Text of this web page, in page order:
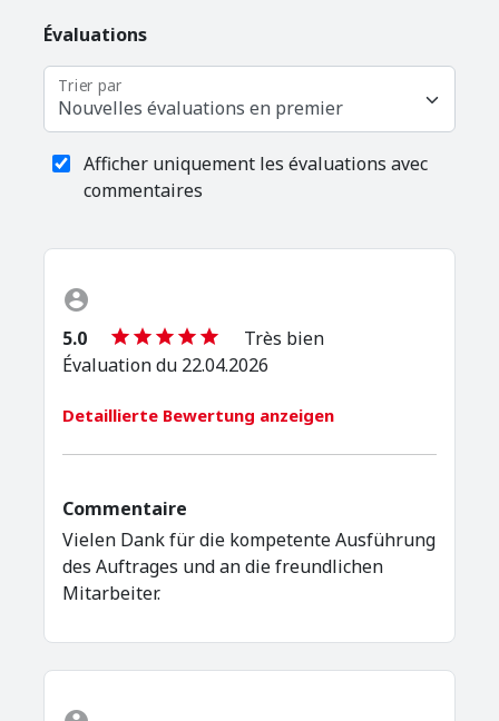
Évaluations
Nouvelles évaluations en premier
Trier par
Afficher uniquement les évaluations avec
commentaires
5.0
Très bien
Évaluation du 22.04.2026
Detaillierte Bewertung anzeigen
Commentaire
Vielen Dank für die kompetente Ausführung
des Auftrages und an die freundlichen
Mitarbeiter.